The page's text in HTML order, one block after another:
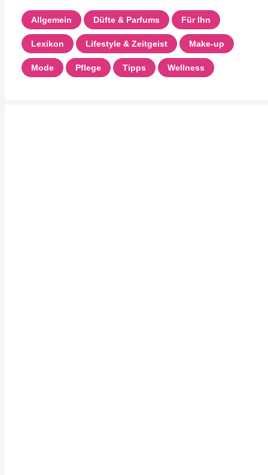
Allgemein Düfte & Parfums Für Ihn
Lexikon Lifestyle & Zeitgeist Make-up
Mode Pflege Tipps Wellness